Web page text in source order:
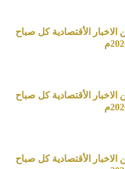
الاخبار الأقتصادية كل صباح
الاخبار الأقتصادية كل صباح
الاخبار الأقتصادية كل صباح